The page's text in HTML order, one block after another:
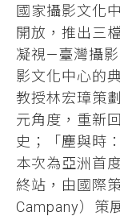
國家攝影文化
開放，推出三
凝視—臺灣攝
影文化中心的
教授林宏璋策
元角度，重新
史；「塵與時
本次為亞洲首
終站，由國際
Campany）策